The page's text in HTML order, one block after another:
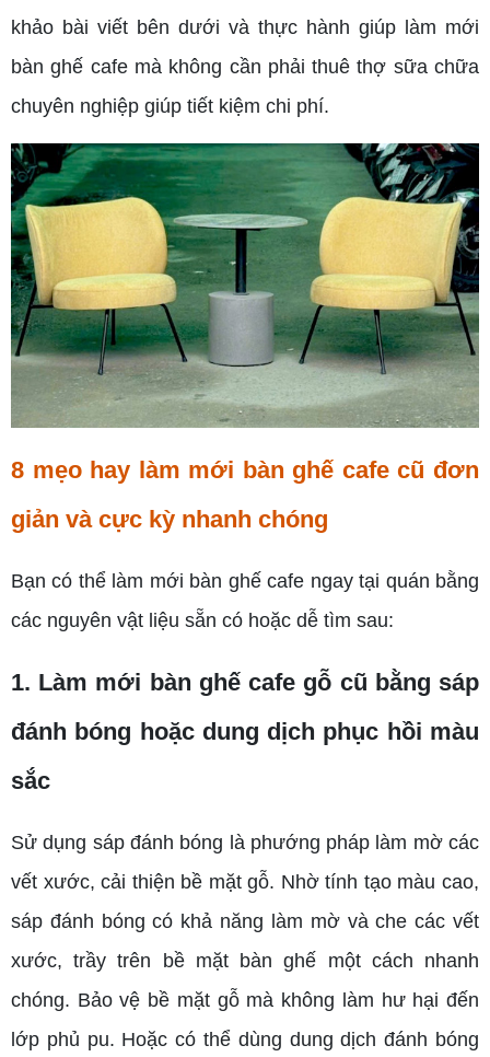
khảo bài viết bên dưới và thực hành giúp làm mới
bàn ghế cafe mà không cần phải thuê thợ sữa chữa
chuyên nghiệp giúp tiết kiệm chi phí.
8 mẹo hay làm mới bàn ghế cafe cũ đơn
giản và cực kỳ nhanh chóng
Bạn có thể làm mới bàn ghế cafe ngay tại quán bằng
các nguyên vật liệu sẵn có hoặc dễ tìm sau:
1. Làm mới bàn ghế cafe gỗ cũ bằng sáp
đánh bóng hoặc dung dịch phục hồi màu
sắc
Sử dụng sáp đánh bóng là phướng pháp làm mờ các
vết xước, cải thiện bề mặt gỗ. Nhờ tính tạo màu cao,
sáp đánh bóng có khả năng làm mờ và che các vết
xước, trầy trên bề mặt bàn ghế một cách nhanh
chóng. Bảo vệ bề mặt gỗ mà không làm hư hại đến
lớp phủ pu. Hoặc có thể dùng dung dịch đánh bóng